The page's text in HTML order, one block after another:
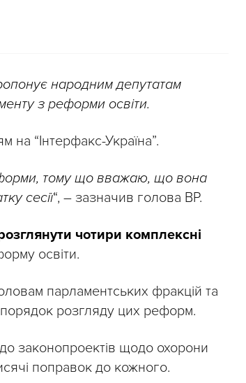
народним депутатам
з реформи освіти.
на “Інтерфакс-Україна”.
тому що вважаю, що вона
сесії“, – зазначив голова ВР.
чотири комплексні
освіти.
парламентських фракцій та
порядок розгляду цих реформ.
законопроектів щодо охорони
поправок до кожного.